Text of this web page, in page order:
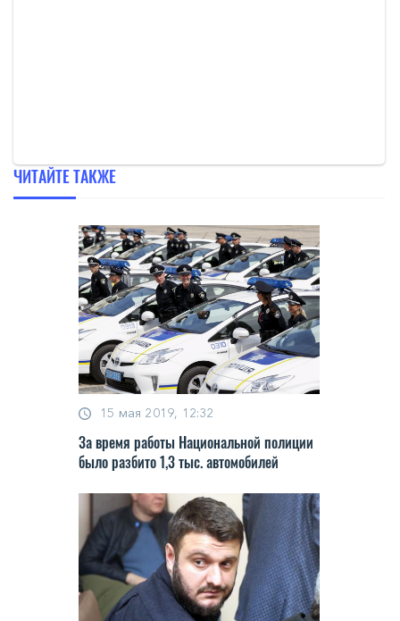
ЧИТАЙТЕ ТАКЖЕ
15 мая 2019, 12:32
За время работы Национальной полиции
было разбито 1,3 тыс. автомобилей